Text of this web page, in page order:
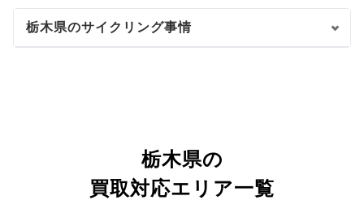
栃木県のサイクリング事情
栃木県の
買取対応エリア一覧